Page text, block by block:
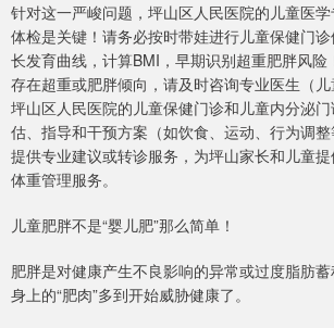
针对这一严峻问题，坪山区人民医院的儿童医
体检是关键！请务必按时带娃进行儿童保健门
长发育曲线，计算BMI，早期识别超重肥胖风
存在超重或肥胖倾向，请及时咨询专业医生（儿
坪山区人民医院的儿童保健门诊和儿童内分泌
估、指导和干预方案（如饮食、运动、行为调
提供专业建议或转诊服务，为坪山家长和儿童
体重管理服务。
儿童肥胖不是“婴儿肥”那么简单！
肥胖是对健康产生不良影响的异常或过度脂肪
身上的“肥肉”多到开始威胁健康了。